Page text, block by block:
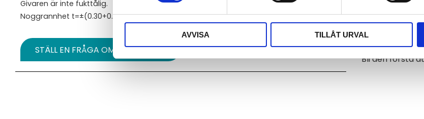
AVVISA TILLÅT URVAL
Givaren är inte fukttålig.
Noggrannhet t=±(0.30+0.005*|t|) - klass B i enlighet med IEC751.
STÄLL EN FRÅGA OM PRODUKTEN
Bli den första